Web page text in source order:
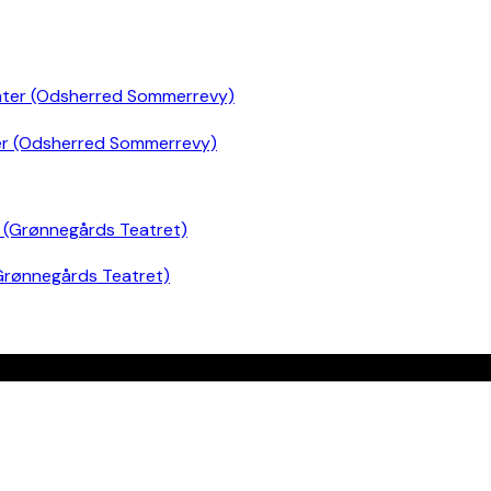
(Odsherred Sommerrevy)
Teatret)